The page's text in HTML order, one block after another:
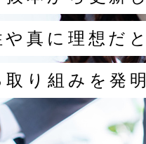
真に理想だと
取り組みを発明